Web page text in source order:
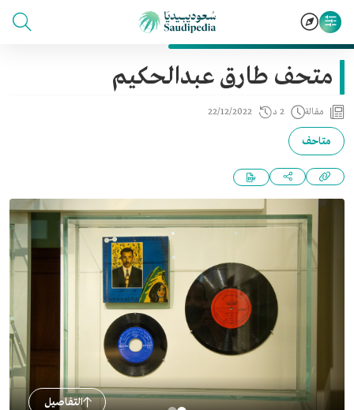
متحف طارق عبدالحكيم
مقالة 2 د 22/12/2022
متاحف
التفاصيل